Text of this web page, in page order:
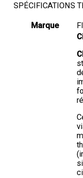
SPÉCIFICATIONS
Marque